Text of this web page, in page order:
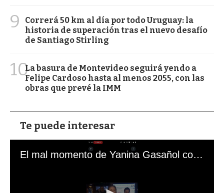
9
Correrá 50 km al día por todo Uruguay: la
historia de superación tras el nuevo desafío
de Santiago Stirling
10La basura de Montevideo seguirá yendo a
Felipe Cardoso hasta al menos 2055, con las
obras que prevé la IMM
Te puede interesar
El mal momento de Yanina Gasañol con un hincha argentino en "Subrayado"